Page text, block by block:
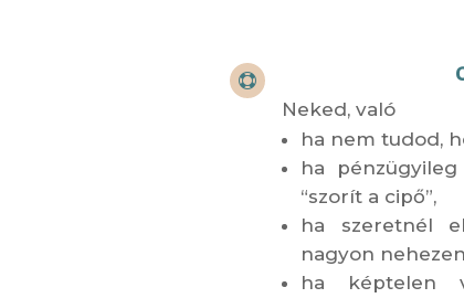

Neked, való
ha nem tudod,
ha
“szorít a cipő”,
ha szeretnél
nagyon
ha képtelen